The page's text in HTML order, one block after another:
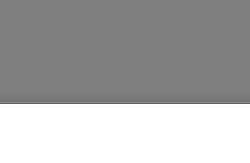
készült új tunikacsaládunkban. Ennek a ruhadarabnak